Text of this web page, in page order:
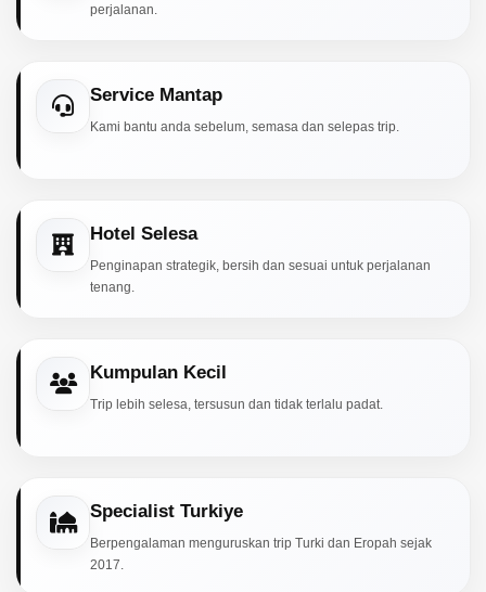
perjalanan.
Service Mantap
Kami bantu anda sebelum, semasa dan selepas trip.
Hotel Selesa
Penginapan strategik, bersih dan sesuai untuk perjalanan
tenang.
Kumpulan Kecil
Trip lebih selesa, tersusun dan tidak terlalu padat.
Specialist Turkiye
Berpengalaman menguruskan trip Turki dan Eropah sejak
2017.